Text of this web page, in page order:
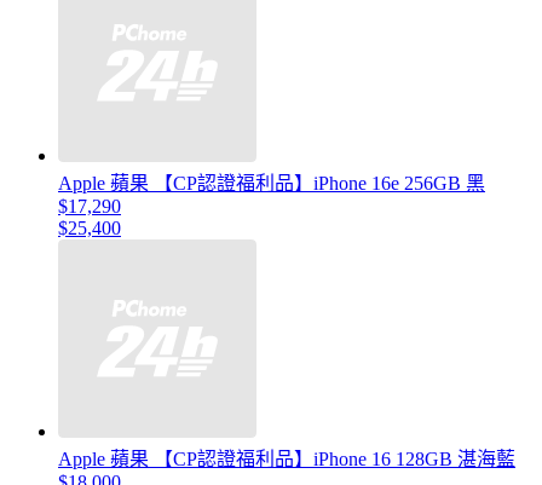
Apple 蘋果 【CP認證福利品】iPhone 16e 256GB 黑
$17,290
$25,400
Apple 蘋果 【CP認證福利品】iPhone 16 128GB 湛海藍